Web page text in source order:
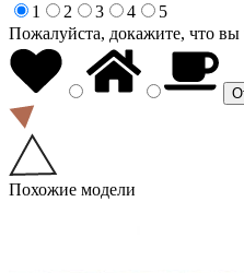
1
2 3 4
5
Пожалуйста, докажите, что вы
Похожие модели